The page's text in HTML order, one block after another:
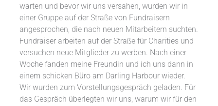
warten und bevor wir uns versahen, wurden wir in
einer Gruppe auf der Straße von Fundraisern
angesprochen, die nach neuen Mitarbeitern suchten.
Fundraiser arbeiten auf der Straße für Charities und
versuchen neue Mitglieder zu werben. Nach einer
Woche fanden meine Freundin und ich uns dann in
einem schicken Büro am Darling Harbour wieder.
Wir wurden zum Vorstellungsgespräch geladen. Für
das Gespräch überlegten wir uns, warum wir für den